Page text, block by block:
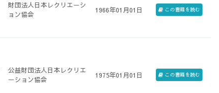
財団法人日本レクリエーシ
ョン協会
1966年01月01日 この書籍を読む
公益財団法人日本レクリエ
ーション協会
1975年01月01日 この書籍を読む